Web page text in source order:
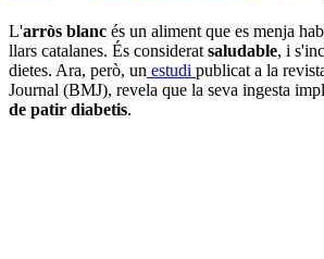
L'arròs blanc és un aliment que es menja
llars catalanes. És considerat saludable, i
dietes. Ara, però, un estudi publicat a la
Journal (BMJ), revela que la seva ingesta
de patir diabetis.